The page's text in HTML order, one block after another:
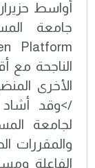
أواسط
جامعة
الناجحة مع
/>وقد أشاد
لجامعة
والمقررات